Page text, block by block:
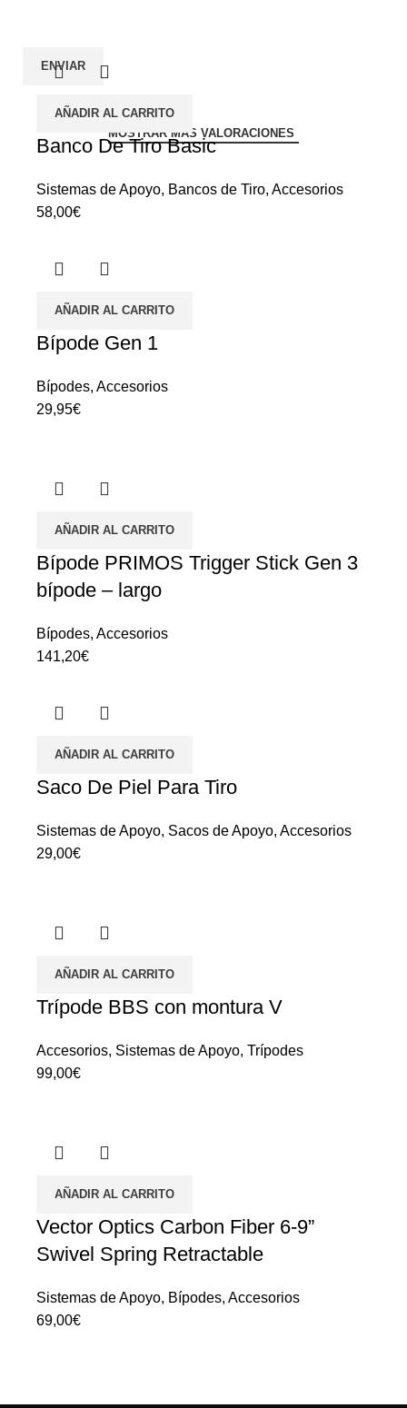
MOSTRAR MÁS VALORACIONES
AÑADIR AL CARRITO
Banco De Tiro Basic
Sistemas de Apoyo, Bancos de Tiro, Accesorios
58,00€
AÑADIR AL CARRITO
Bípode Gen 1
Bípodes, Accesorios
29,95€
AÑADIR AL CARRITO
Bípode PRIMOS Trigger Stick Gen 3
bípode – largo
Bípodes, Accesorios
141,20€
AÑADIR AL CARRITO
Saco De Piel Para Tiro
Sistemas de Apoyo, Sacos de Apoyo, Accesorios
29,00€
AÑADIR AL CARRITO
Trípode BBS con montura V
Accesorios, Sistemas de Apoyo, Trípodes
99,00€
AÑADIR AL CARRITO
Vector Optics Carbon Fiber 6-9”
Swivel Spring Retractable
Sistemas de Apoyo, Bípodes, Accesorios
69,00€